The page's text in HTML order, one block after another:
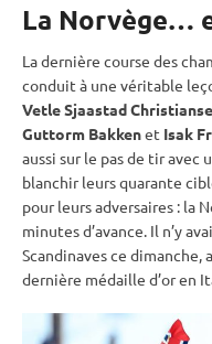
La Norvège…
La dernière course des
conduit à une véritable
Vetle Sjaastad
Guttorm Bakkenet Isak
aussi sur le pas de tiravec
blanchir leurs quarante
pour leurs adversaires : la
minutes d’avance. Il n’y
Scandinaves ce
dernière médaille d’or en